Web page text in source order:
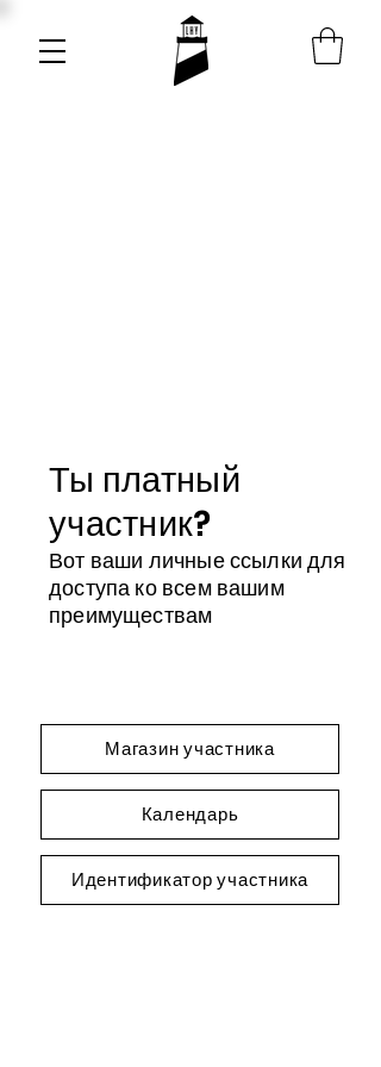
Ты платный
участник?
Вот ваши личные ссылки для
доступа ко всем вашим
преимуществам
Магазин участника
Календарь
Идентификатор участника